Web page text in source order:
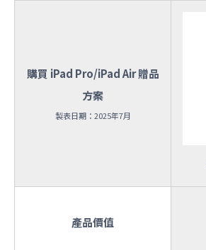
購買 iPad Pro/iPad Air 贈品
方案
製表日期：2025年7月
產品價值